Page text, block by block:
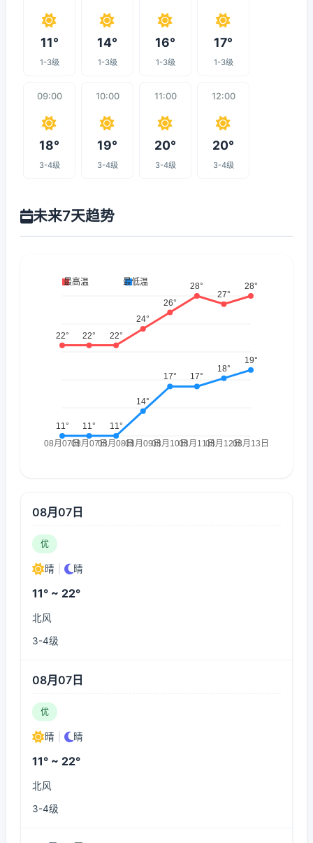
11°
1-3级
14°
1-3级
16°
1-3级
17°
1-3级
09:00
18°
3-4级
10:00
19°
3-4级
11:00
20°
3-4级
12:00
20°
3-4级
未来7天趋势
08月07日
优
晴 晴
11° ~ 22°
北风
3-4级
08月07日
优
晴 晴
11° ~ 22°
北风
3-4级